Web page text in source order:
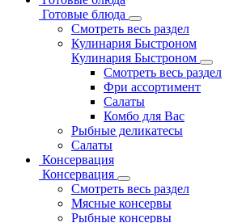
Готовые блюда
Смотреть весь раздел
Кулинария Быстроном
Кулинария Быстроном
Смотреть весь раздел
Фри ассортимент
Салаты
Комбо для Вас
Рыбные деликатесы
Салаты
Консервация
Консервация
Смотреть весь раздел
Мясные консервы
Рыбные консервы